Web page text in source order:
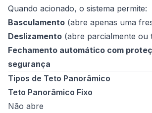
Quando acionado, o sistema permite:
Basculamento (abre apenas uma
Deslizamento (abre parcialmente ou
Fechamento automático com
segurança
Tipos de Teto Panorâmico
Teto Panorâmico Fixo
Não abre